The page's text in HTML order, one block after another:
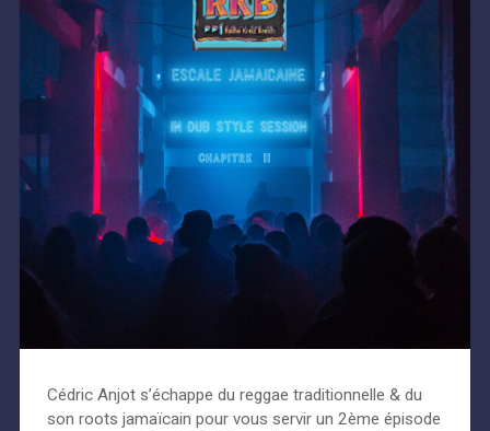
Cédric Anjot s’échappe du reggae traditionnelle & du
son roots jamaïcain pour vous servir un 2ème épisode